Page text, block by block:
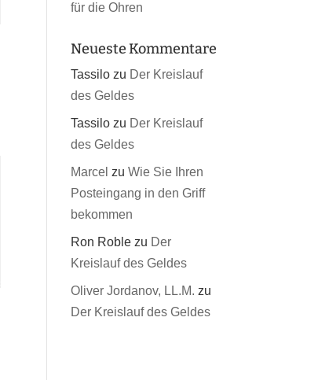
für die Ohren
Neueste Kommentare
Tassilo zu Der Kreislauf
des Geldes
Tassilo zu Der Kreislauf
des Geldes
Marcel zuWie Sie Ihren
Posteingang in den Griff
bekommen
Ron Roble zu Der
Kreislauf des Geldes
Oliver Jordanov, LL.M. zu
Der Kreislauf des Geldes